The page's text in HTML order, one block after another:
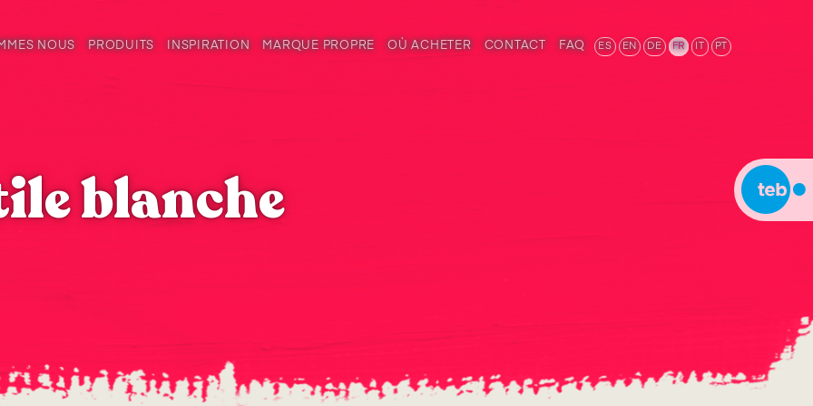
NOUS PRODUITS INSPIRATION MARQUE PROPRE OÙ ACHETER CONTACT FAQ ES EN DE FR IT PT
blanche